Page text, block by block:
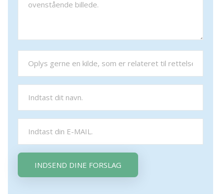
INDSEND DINE FORSLAG